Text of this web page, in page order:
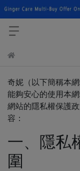
奇妮（以下簡稱本
能夠安心的使用本
網站的隱私權保護
容：
一、隱私
圍